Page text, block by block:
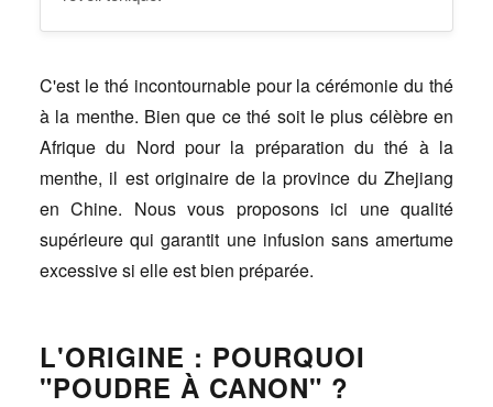
C'est le thé incontournable pour la cérémonie du thé
à la menthe. Bien que ce thé soit le plus célèbre en
Afrique du Nord pour la préparation du thé à la
menthe, il est originaire de la province du Zhejiang
en Chine. Nous vous proposons ici une qualité
supérieure qui garantit une infusion sans amertume
excessive si elle est bien préparée.
L'ORIGINE : POURQUOI
"POUDRE À CANON" ?